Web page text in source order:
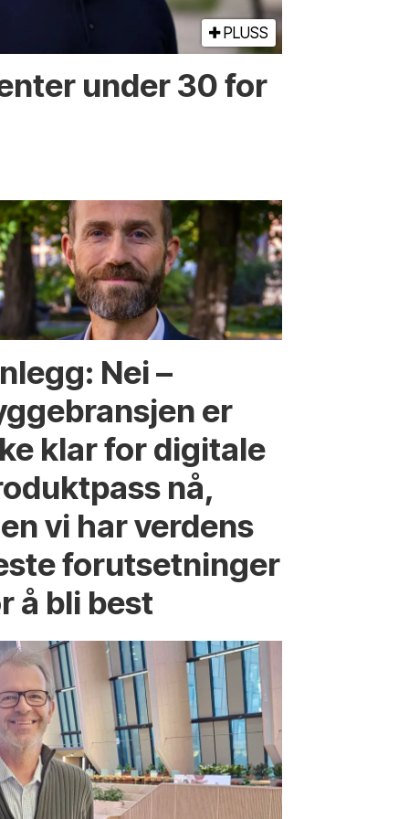
PLUSS
under 30 for
Nei –
er
klar for digitale
nå,
vi har verdens
forutsetninger
å bli best